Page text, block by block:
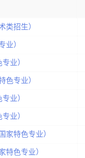
类招生）
业）
业）
色专业）
业）
业）
家特色专业）
特色专业）